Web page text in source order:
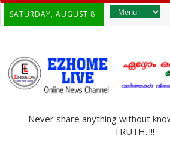
SATURDAY, AUGUST 8.
Never share anything without
TRUTH..!!!